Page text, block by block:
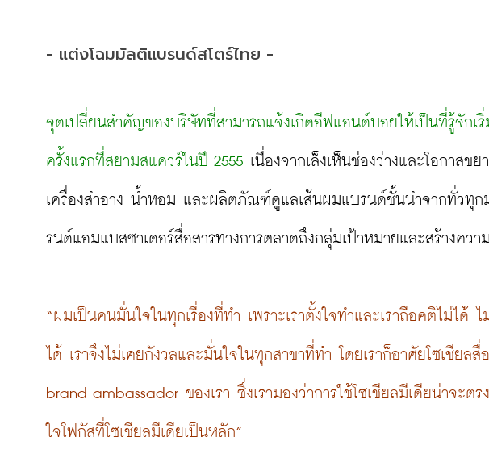
- แต่งโฉมมัลติแบรนด์สโตร์ไทย -
จุดเปลี่ยนสำคัญของบริษัทที่สามารถแจ้งเกิดอีฟแอนด์บอยให้เป็นที่รู้จักเ
ครั้งแรกที่สยามสแควร์ในปี 2555 เนื่องจากเล็งเห็นช่องว่างและโอกาส
เครื่องสำอาง น้ำหอม และผลิตภัณฑ์ดูแลเส้นผมแบรนด์ชั้นนำจากทั่วทุ
รนด์แอมแบสซาเดอร์สื่อสารทางการตลาดถึงกลุ่มเป้าหมายและสร้างคว
“ผมเป็นคนมั่นใจในทุกเรื่องที่ทำ เพราะเราตั้งใจทำและเราถือคติไม่ไ
ได้ เราจึงไม่เคยกังวลและมั่นใจในทุกสาขาที่ทำ โดยเราก็อาศัยโซเชีย
brand ambassador ของเรา ซึ่งเรามองว่าการใช้โซเชียลมีเดียน่าจะต
ใจโฟกัสที่โซเชียลมีเดียเป็นหลัก”